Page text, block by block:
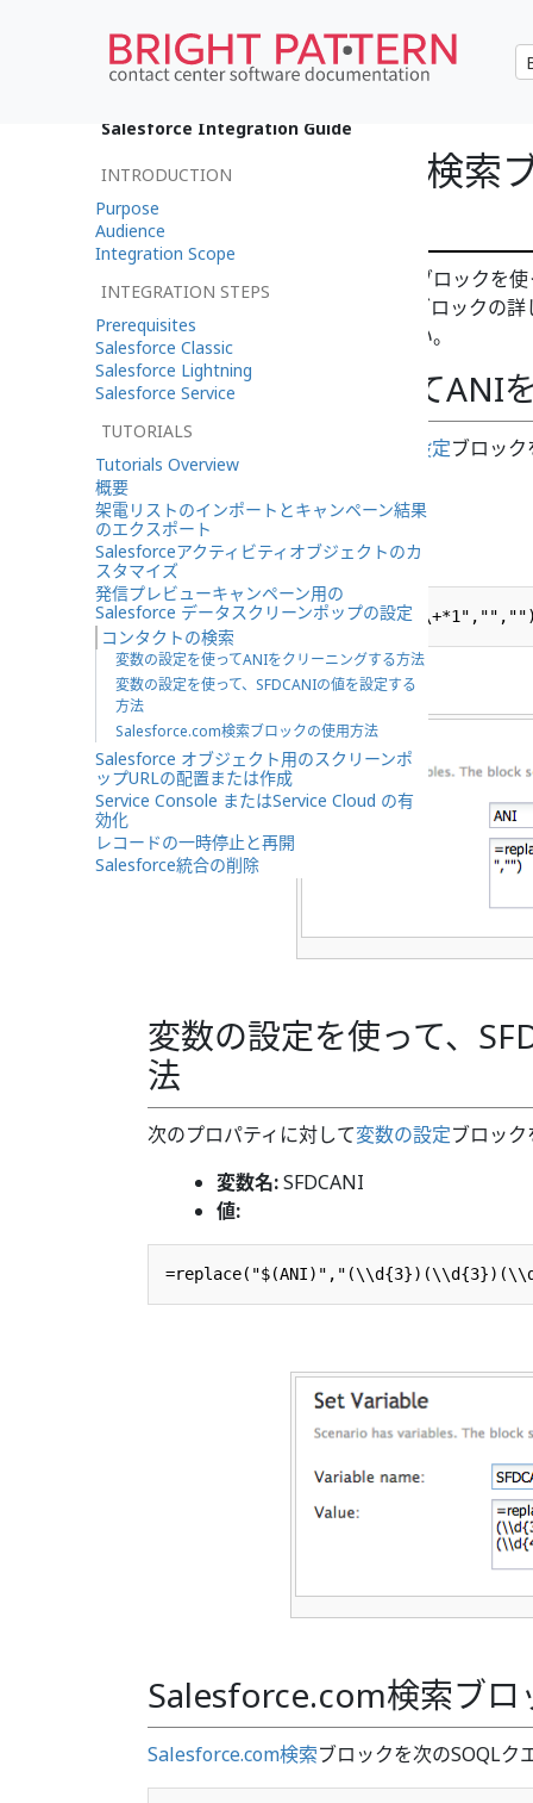
•English
Salesforce.com検索
タクトの検索
このセクションでは、シナリオブロックを
について説明します。シナリオブロックの
ファレンスガイド
をご覧ください。
変数の設定を使ってANI
変数の設定ブロッ
す。
変数名: ANI
値:
変数の設定を使って、
法
次のプロパティに対して変数の設定ブロッ
変数名:SFDCANI
値:
Salesforce.com検索ブロ
Salesforce.com検索ブロックを次のSOQLク
Salesforce Integration Guide
INTRODUCTION
Purpose
Audience
Integration Scope
INTEGRATION STEPS
Prerequisites
Salesforce Classic
Salesforce Lightning
Salesforce Service
TUTORIALS
Tutorials Overview
概要
架電リストのインポートとキャンペーン結果
のエクスポート
Salesforceアクティビティオブジェクトのカ
スタマイズ
発信プレビューキャンペーン用の
Salesforce データスクリーンポップの設定
コンタクトの検索
変数の設定を使ってANIをクリーニングする方法
変数の設定を使って、SFDCANIの値を設定する
方法
Salesforce.com検索ブロックの使用方法
Salesforce オブジェクト用のスクリーンポ
ップURLの配置または作成
Service Console またはService Cloud の有
効化
レコードの一時停止と再開
Salesforce統合の削除